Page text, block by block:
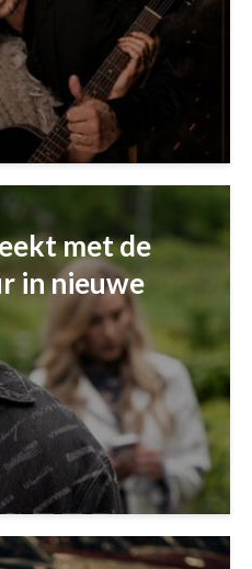
met de
in nieuwe